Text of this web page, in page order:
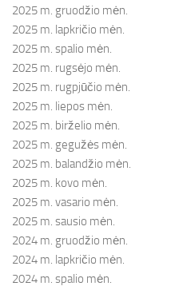
2025 m. gruodžio mėn.
2025 m. lapkričio mėn.
2025 m. spalio mėn.
2025 m. rugsėjo mėn.
2025 m. rugpjūčio mėn.
2025 m. liepos mėn.
2025 m. birželio mėn.
2025 m. gegužės mėn.
2025 m. balandžio mėn.
2025 m. kovo mėn.
2025 m. vasario mėn.
2025 m. sausio mėn.
2024 m. gruodžio mėn.
2024 m. lapkričio mėn.
2024 m. spalio mėn.